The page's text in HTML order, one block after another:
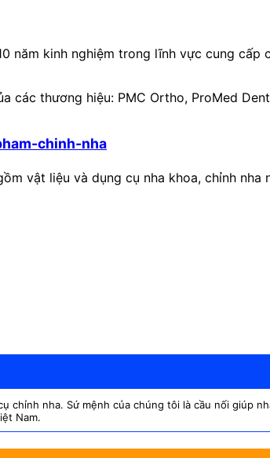
năm kinh nghiệm trong lĩnh vực cung cấp
các thương hiệu: PMC Ortho, ProMed
chinh-nha
vật liệu và dụng cụ nha khoa, chỉnh nha
nha. Sứ mệnh của chúng tôi là cầu nối giúp
Nam.